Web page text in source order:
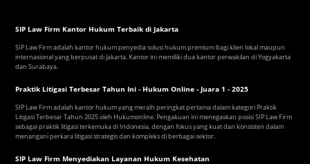
SIP Law Firm Kantor Hukum Terbaik di Jakarta
SIP Law Firm adalah kantor hukum penyedia solusi hukum premium bagi klien lokal maupun
internasional yang berpusat di Jakarta. Kantor ini memiliki dua kantor perwakilan di Yogyakarta
dan Surabaya.
Praktik Litigasi Terbesar Tahun Ini - Hukum Online - Juara 1 - 2025
SIP Law Firm adalah kantor hukum yang meraih peringkat pertama dalam kategori Praktik
Litigasi Terbesar Tahun 2025 oleh Hukumonline. Pengakuan ini menegaskan posisi SIP Law Firm
sebagai praktik litigasi terkemuka di Indonesia, dengan fokus yang kuat dan konsisten dalam
menangani perkara litigasi strategis dan kompleks di berbagai sektor.
SIP Law Firm Menyediakan Layanan Hukum Kesehatan